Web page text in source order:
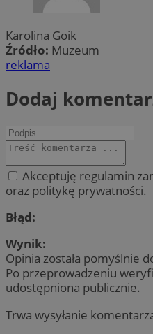
Karolina Goik
Źródło: Muzeum
reklama
Dodaj
Akceptuję regulamin
oraz politykę prywatności.
Błąd:
Wynik:
Opinia została pomyślnie
Po przeprowadzeniu
udostępniona publicznie.
Trwa wysyłanie